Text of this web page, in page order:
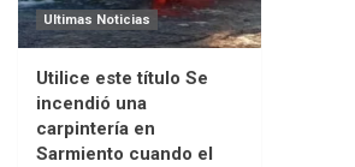
Ultimas Noticias
Utilice este título Se
incendió una
carpintería en
Sarmiento cuando el